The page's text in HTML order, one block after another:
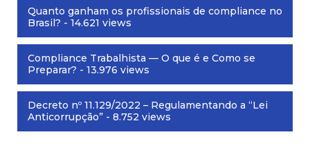
Quanto ganham os profissionais de compliance no
Brasil? - 14.621 views
Compliance Trabalhista — O que é e Como se
Preparar? - 13.976 views
Decreto nº 11.129/2022 – Regulamentando a “Lei
Anticorrupção” - 8.752 views